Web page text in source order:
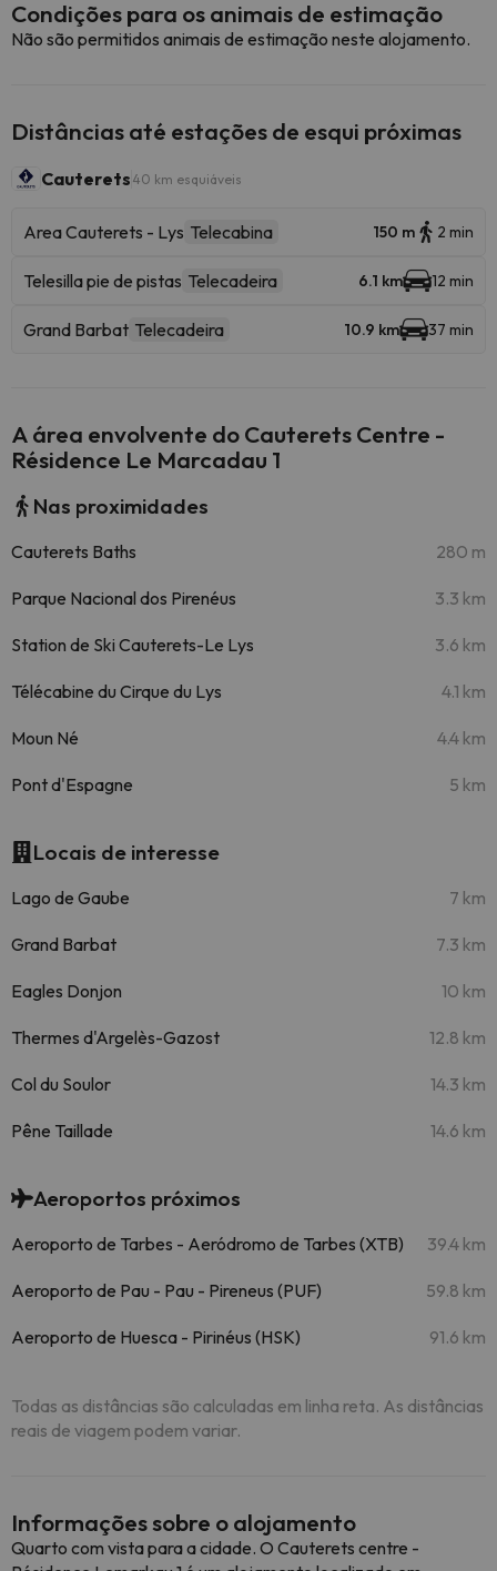
Condições para os animais de estimação
Não são permitidos animais de estimação neste alojamento.
Distâncias até estações de esqui próximas
Cauterets 40 km esquiáveis
Area Cauterets - Lys Telecabina 150 m 2 min
Telesilla pie de pistas Telecadeira 6.1 km 12 min
Grand Barbat Telecadeira 10.9 km 37 min
A área envolvente do Cauterets Centre -
Résidence Le Marcadau 1
Nas proximidades
Cauterets Baths 280 m
Parque Nacional dos Pirenéus 3.3 km
Station de Ski Cauterets-Le Lys 3.6 km
Télécabine du Cirque du Lys 4.1 km
Moun Né 4.4 km
Pont d'Espagne 5 km
Locais de interesse
Lago de Gaube 7 km
Grand Barbat 7.3 km
Eagles Donjon 10 km
Thermes d'Argelès-Gazost 12.8 km
Col du Soulor 14.3 km
Pêne Taillade 14.6 km
Aeroportos próximos
Aeroporto de Tarbes - Aeródromo de Tarbes (XTB) 39.4 km
Aeroporto de Pau - Pau - Pireneus (PUF) 59.8 km
Aeroporto de Huesca - Pirinéus (HSK) 91.6 km
Todas as distâncias são calculadas em linha reta. As distâncias
reais de viagem podem variar.
Informações sobre o alojamento
Quarto com vista para a cidade. O Cauterets centre -